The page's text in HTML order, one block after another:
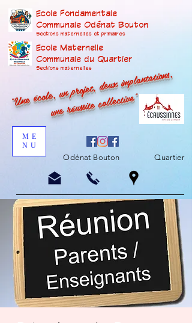
Ecole Fondamentale
Communale Odénat Bouton
Sections maternelles et primaires
Ecole Maternelle
Communale du Quartier
Sections maternelles
"Une école, un projet, deux implantations,
une réussite collective"
ME
NU
Odénat Bouton Quartier